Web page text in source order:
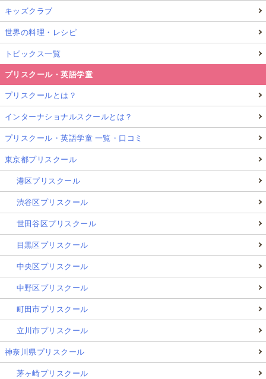
キッズクラブ
世界の料理・レシピ
トピックス一覧
プリスクール・英語学童
プリスクールとは？
インターナショナルスクールとは？
プリスクール・英語学童 一覧・口コミ
東京都プリスクール
港区プリスクール
渋谷区プリスクール
世田谷区プリスクール
目黒区プリスクール
中央区プリスクール
中野区プリスクール
町田市プリスクール
立川市プリスクール
神奈川県プリスクール
茅ヶ崎プリスクール